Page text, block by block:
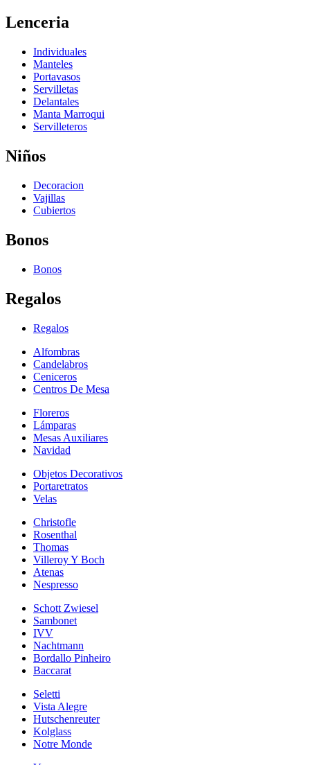
Lenceria
Individuales
Manteles
Portavasos
Servilletas
Delantales
Manta Marroqui
Servilleteros
Niños
Decoracion
Vajillas
Cubiertos
Bonos
Bonos
Regalos
Regalos
Alfombras
Candelabros
Ceniceros
Centros De Mesa
Floreros
Lámparas
Mesas Auxiliares
Navidad
Objetos Decorativos
Portaretratos
Velas
Christofle
Rosenthal
Thomas
Villeroy Y Boch
Atenas
Nespresso
Schott Zwiesel
Sambonet
IVV
Nachtmann
Bordallo Pinheiro
Baccarat
Seletti
Vista Alegre
Hutschenreuter
Kolglass
Notre Monde